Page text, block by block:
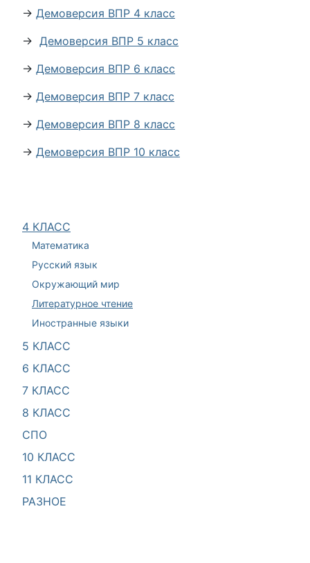
4 КЛАСС
Математика
Русский язык
Окружающий мир
Литературное чтение
Иностранные языки
5 КЛАСС
6 КЛАСС
7 КЛАСС
8 КЛАСС
СПО
10 КЛАСС
11 КЛАСС
РАЗНОЕ
→ Демоверсия ВПР 4 класс
→ Демоверсия ВПР 5 класс
→ Демоверсия ВПР 6 класс
→ Демоверсия ВПР 7 класс
→ Демоверсия ВПР 8 класс
→ Демоверсия ВПР 10 класс